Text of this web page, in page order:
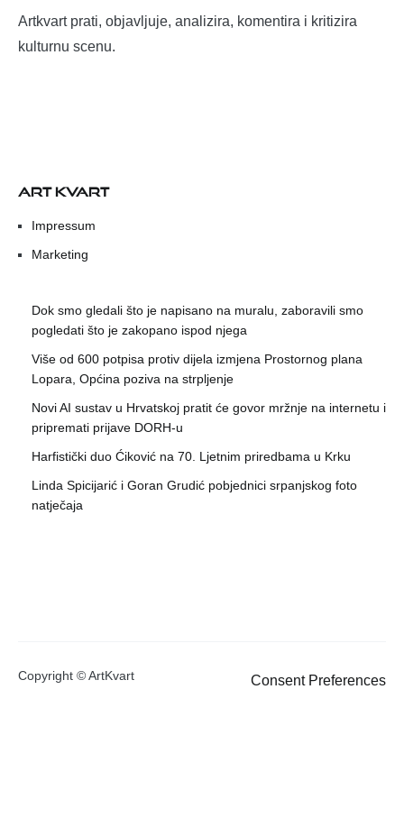
Artkvart prati, objavljuje, analizira, komentira i kritizira
kulturnu scenu.
ART KVART
Impressum
Marketing
Dok smo gledali što je napisano na muralu, zaboravili smo
pogledati što je zakopano ispod njega
Više od 600 potpisa protiv dijela izmjena Prostornog plana
Lopara, Općina poziva na strpljenje
Novi AI sustav u Hrvatskoj pratit će govor mržnje na internetu i
pripremati prijave DORH-u
Harfistički duo Ćiković na 70. Ljetnim priredbama u Krku
Linda Spicijarić i Goran Grudić pobjednici srpanjskog foto
natječaja
Copyright © ArtKvart Consent Preferences